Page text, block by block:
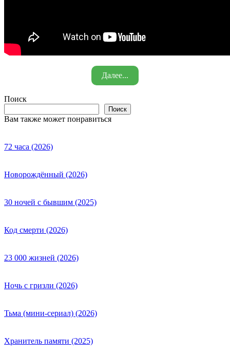
Далее...
Поиск
Поиск
Вам также может понравиться
72 часа (2026)
Новорождённый (2026)
30 ночей с бывшим (2025)
Код смерти (2026)
23 000 жизней (2026)
Ночь с гризли (2026)
Тьма (мини-сериал) (2026)
Хранитель памяти (2025)